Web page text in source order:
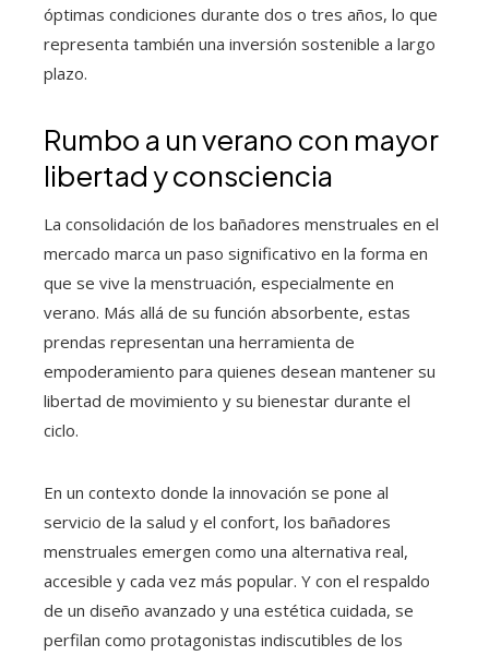
óptimas condiciones durante dos o tres años, lo que
representa también una inversión sostenible a largo
plazo.
Rumbo a un verano con mayor
libertad y consciencia
La consolidación de los bañadores menstruales en el
mercado marca un paso significativo en la forma en
que se vive la menstruación, especialmente en
verano. Más allá de su función absorbente, estas
prendas representan una herramienta de
empoderamiento para quienes desean mantener su
libertad de movimiento y su bienestar durante el
ciclo.
En un contexto donde la innovación se pone al
servicio de la salud y el confort, los bañadores
menstruales emergen como una alternativa real,
accesible y cada vez más popular. Y con el respaldo
de un diseño avanzado y una estética cuidada, se
perfilan como protagonistas indiscutibles de los